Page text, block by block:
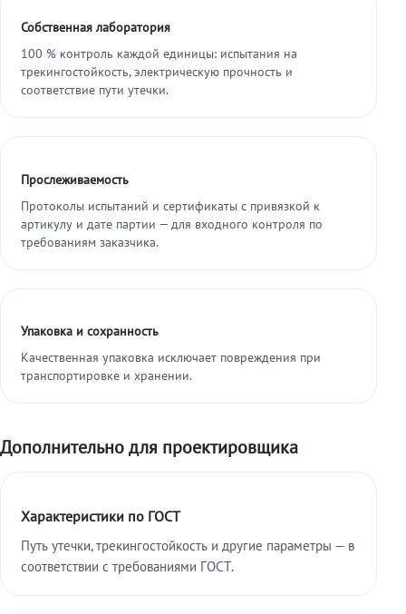
Собственная лаборатория
100 % контроль каждой единицы: испытания на
трекингостойкость, электрическую прочность и
соответствие пути утечки.
Прослеживаемость
Протоколы испытаний и сертификаты с привязкой к
артикулу и дате партии — для входного контроля по
требованиям заказчика.
Упаковка и сохранность
Качественная упаковка исключает повреждения при
транспортировке и хранении.
Дополнительно для проектировщика
Характеристики по ГОСТ
Путь утечки, трекингостойкость и другие параметры — в
соответствии с требованиями ГОСТ.